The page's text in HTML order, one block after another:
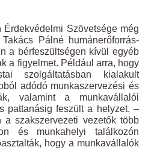
Szövetsége még
Pálné humánerőforrás-
a bérfeszültségen kívül egyéb
a figyelmet. Például arra, hogy
szolgáltatásban kialakult
adódó munkaszervezési és
valamint a munkavállalói
pattanásig feszült a helyzet. –
a szakszervezeti vezetők több
és munkahelyi találkozón
hogy a munkavállalók